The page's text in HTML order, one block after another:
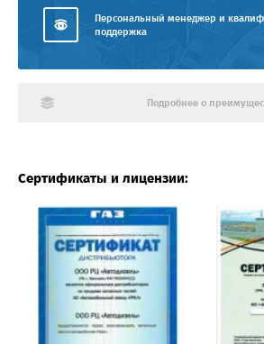
Персональный менеджер и
поддержка
Подробнее о
Сертификаты и лицензии: